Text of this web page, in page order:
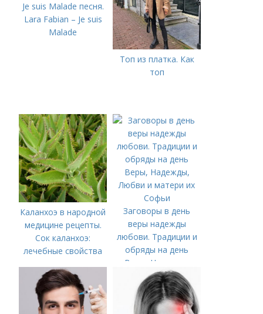
Je suis Malade песня.
Lara Fabian – Je suis
Malade
Топ из платка. Как
топ
Каланхоэ в народной
медицине рецепты.
Сок каланхоэ:
лечебные свойства
Заговоры в день
веры надежды
любови. Традиции и
обряды на день
Веры, Надежды,
Любви и матери их
Софьи